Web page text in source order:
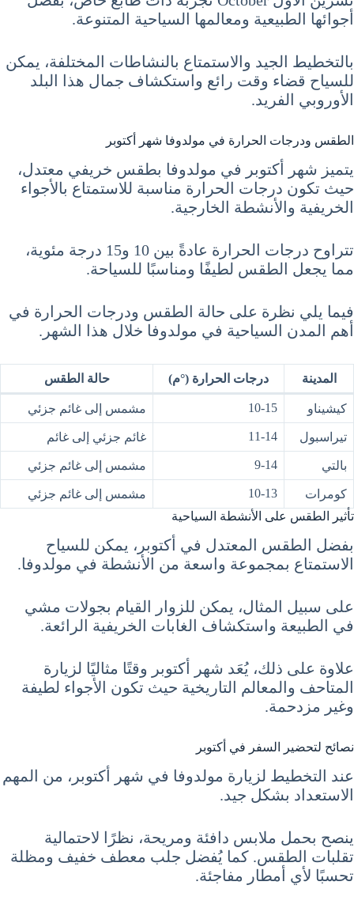
أجوائها الطبيعية ومعالمها السياحية المتنوعة.
بالتخطيط الجيد والاستمتاع بالنشاطات المختلفة، يمكن
للسياح قضاء وقت رائع واستكشاف جمال هذا البلد
الأوروبي الفريد.
الطقس ودرجات الحرارة في مولدوفا شهر أكتوبر
يتميز شهر أكتوبر في مولدوفا بطقس خريفي معتدل،
حيث تكون درجات الحرارة مناسبة للاستمتاع بالأجواء
الخريفية والأنشطة الخارجية.
تتراوح درجات الحرارة عادةً بين 10 و15 درجة مئوية،
مما يجعل الطقس لطيفًا ومناسبًا للسياحة.
فيما يلي نظرة على حالة الطقس ودرجات الحرارة في
أهم المدن السياحية في مولدوفا خلال هذا الشهر.
المدينة درجات الحرارة (°م) حالة الطقس
كيشيناو 10-15 مشمس إلى غائم جزئي
تيراسبول 11-14 غائم جزئي إلى غائم
بالتي 9-14 مشمس إلى غائم جزئي
كومرات 10-13
مشمس إلى غائم جزئي
تأثير الطقس على الأنشطة السياحية
بفضل الطقس المعتدل في أكتوبر، يمكن للسياح
الاستمتاع بمجموعة واسعة من الأنشطة في مولدوفا.
على سبيل المثال، يمكن للزوار القيام بجولات مشي
في الطبيعة واستكشاف الغابات الخريفية الرائعة.
علاوة على ذلك، يُعَد شهر أكتوبر وقتًا مثاليًا لزيارة
المتاحف والمعالم التاريخية حيث تكون الأجواء لطيفة
وغير مزدحمة.
نصائح لتحضير السفر في أكتوبر
عند التخطيط لزيارة مولدوفا في شهر أكتوبر، من المهم
الاستعداد بشكل جيد.
ينصح بحمل ملابس دافئة ومريحة، نظرًا لاحتمالية
تقلبات الطقس. كما يُفضل جلب معطف خفيف ومظلة
تحسبًا لأي أمطار مفاجئة.